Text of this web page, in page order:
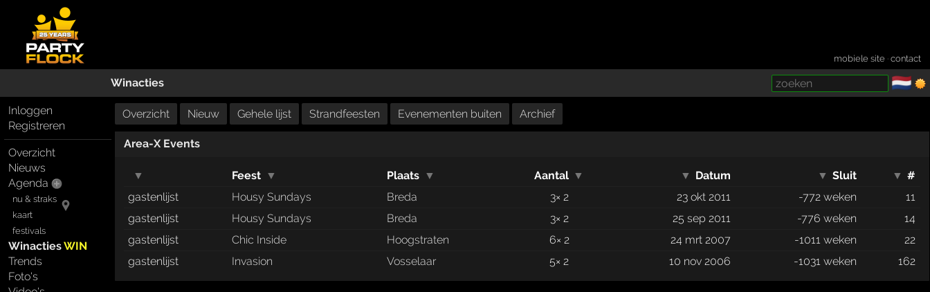
mobiele site ·contact
Winacties 🇳🇱
Inloggen
Registreren
Overzicht
Nieuws
Agenda
nu & straks
kaart
festivals
WinactiesWIN
Trends
Foto's
Overzicht Nieuw Gehele lijst Strandfeesten Evenementen buiten Archief
Area-X Events
▼ Feest ▼ Plaats ▼ Aantal ▼ ▼ Datum ▼ Sluit ▼ #
gastenlijst
Housy Sundays Breda 3× 2 23 okt 2011 -772 weken
11
gastenlijst
Housy Sundays Breda 3× 2 25 sep 2011 -776 weken
14
gastenlijst
Chic Inside Hoogstraten 6× 2 24 mrt 2007 -1011 weken
22
gastenlijst
Invasion Vosselaar 5× 2 10 nov 2006 -1031 weken 162